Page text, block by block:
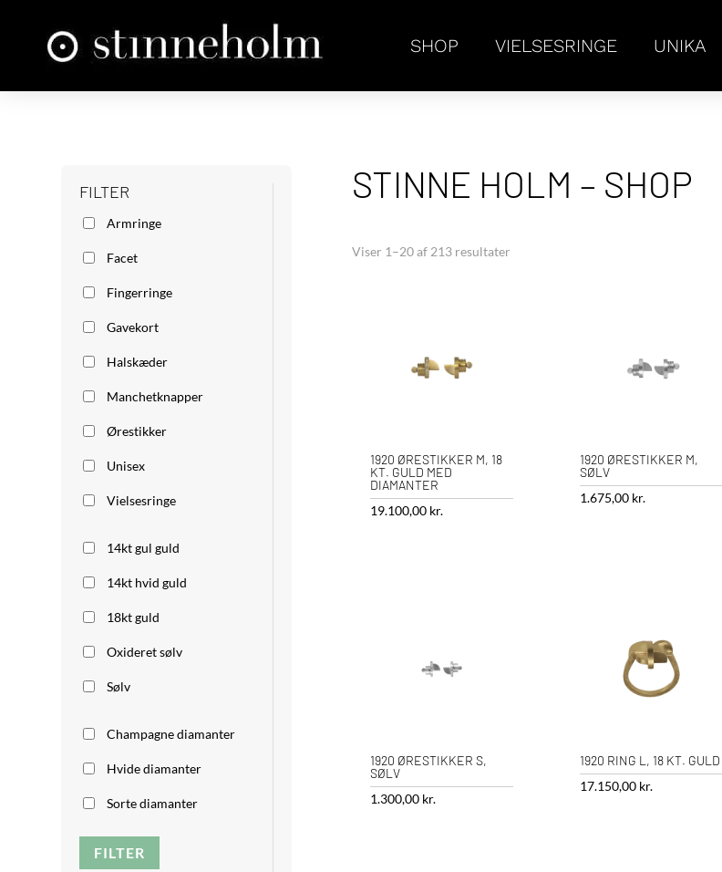
SHOP VIELSESRINGE UNIKA
FILTER
Armringe
Facet
Fingerringe
Gavekort
Halskæder
Manchetknapper
Ørestikker
Unisex
Vielsesringe
14kt gul guld
14kt hvid guld
18kt guld
Oxideret sølv
Sølv
Champagne diamanter
Hvide diamanter
Sorte diamanter
FILTER
STINNE HOLM – SHOP
Viser 1–20 af 213 resultater
1920 ØRESTIKKER M, 18
KT. GULD MED
DIAMANTER
19.100,00 kr.
1920 ØRESTIKKER M,
SØLV
1.675,00 kr.
1920 ØRESTIKKER S,
SØLV
1.300,00 kr.
1920 RING L, 18 KT. GULD
17.150,00 kr.